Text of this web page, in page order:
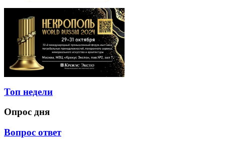
Топ недели
Опрос дня
Вопрос ответ